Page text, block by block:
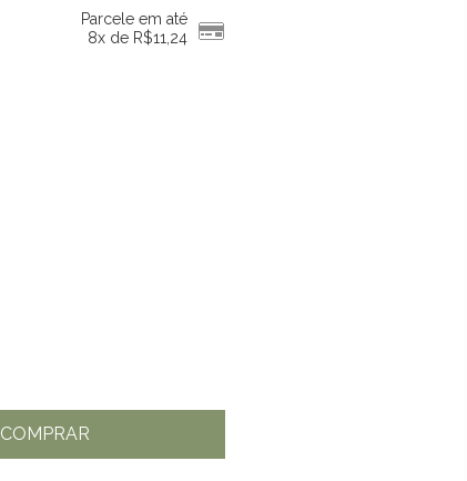
Parcele em até
8x de R$11,24
COMPRAR